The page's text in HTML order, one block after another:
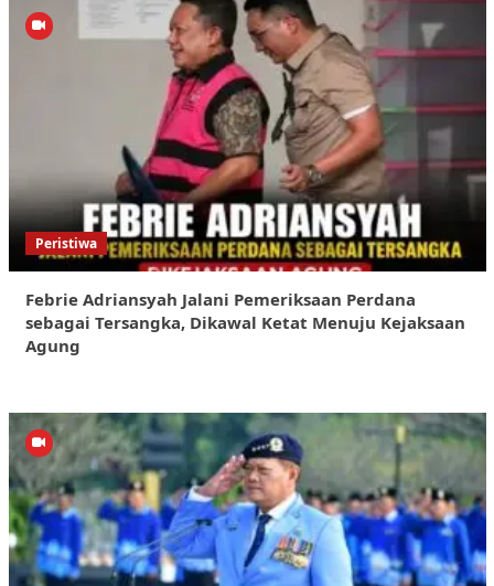
Peristiwa
Febrie Adriansyah Jalani Pemeriksaan Perdana
sebagai Tersangka, Dikawal Ketat Menuju Kejaksaan
Agung